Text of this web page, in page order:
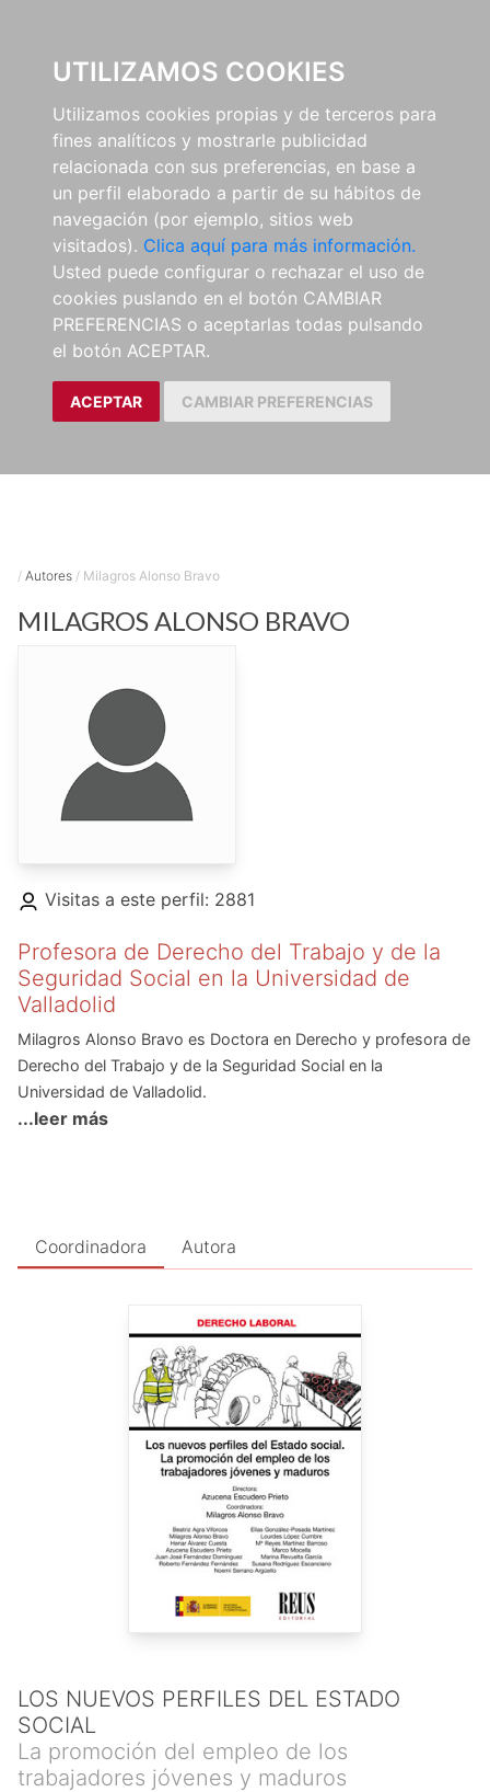
UTILIZAMOS COOKIES
Utilizamos cookies propias y de terceros para
fines analíticos y mostrarle publicidad
relacionada con sus preferencias, en base a
un perfil elaborado a partir de su hábitos de
navegación (por ejemplo, sitios web
visitados). Clica aquí para más información.
Usted puede configurar o rechazar el uso de
cookies puslando en el botón CAMBIAR
PREFERENCIAS o aceptarlas todas pulsando
el botón ACEPTAR.
ACEPTAR CAMBIAR PREFERENCIAS
/ Autores / Milagros Alonso Bravo
MILAGROSALONSO BRAVO
Visitas a este perfil: 2881
Profesora de Derecho del Trabajo y de la
Seguridad Social en la Universidad de
Valladolid
Milagros Alonso Bravo es Doctora en Derecho y profesora de
Derecho del Trabajo y de la Seguridad Social en la
Universidad de Valladolid.
...leer más
Coordinadora Autora
LOS NUEVOS PERFILES DEL ESTADO
SOCIAL
La promoción del empleo de los
trabajadores jóvenes y maduros